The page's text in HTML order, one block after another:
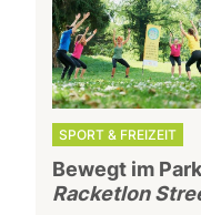
SPORT & FREIZEIT
Bewegt im Park
Racketlon